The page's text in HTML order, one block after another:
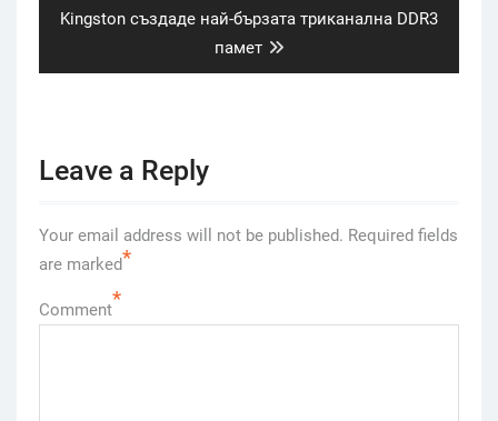
Next
Kingston създаде най-бързата триканална DDR3
памет
Leave a Reply
Your email address will not be published. Required fields
are marked*
Comment*